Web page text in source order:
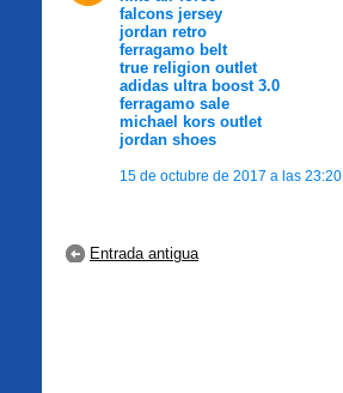
falcons jersey
jordan retro
ferragamo belt
true religion outlet
adidas ultra boost 3.0
ferragamo sale
michael kors outlet
jordan shoes
15 de octubre de 2017 a las 23:20
Entrada antigua